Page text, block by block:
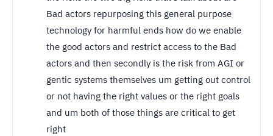
Bad actors repurposing this general purpose
technology for harmful ends how do we enable
the good actors and restrict access to the Bad
actors and then secondly is the risk from AGI or
gentic systems themselves um getting out control
or not having the right values or the right goals
and um both of those things are critical to get
right